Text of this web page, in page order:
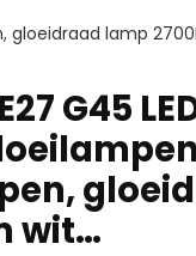
gloeidraad lamp
G45
wit…